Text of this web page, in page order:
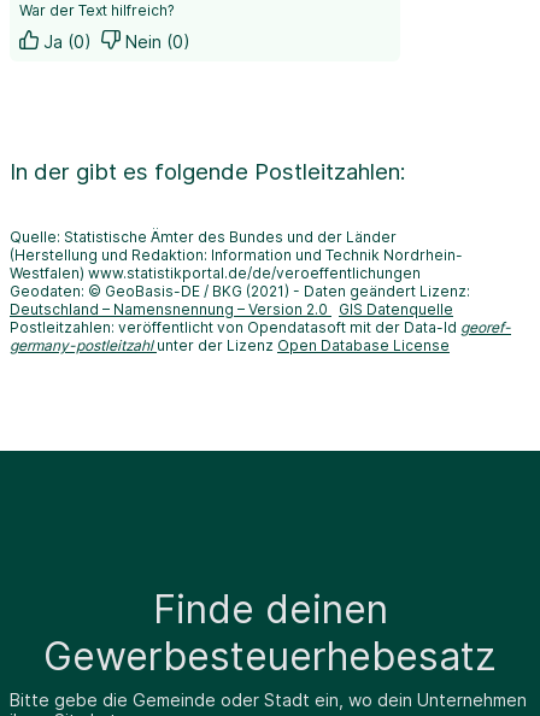
War der Text hilfreich?
Ja (0) Nein (0)
In der gibt es folgende Postleitzahlen:
Quelle: Statistische Ämter des Bundes und der Länder
(Herstellung und Redaktion: Information und Technik Nordrhein-
Westfalen) www.statistikportal.de/de/veroeffentlichungen
Geodaten: © GeoBasis-DE / BKG (2021) - Daten geändert Lizenz:
Deutschland – Namensnennung – Version 2.0
GIS Datenquelle
Postleitzahlen: veröffentlicht von Opendatasoft mit der Data-Id georef-
germany-postleitzahl unter der Lizenz Open Database License
Finde deinen
Gewerbesteuerhebesatz
Bitte gebe die Gemeinde oder Stadt ein, wo dein Unternehmen